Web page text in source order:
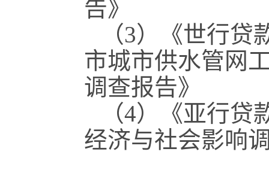
告》
（3）《世行
市城市供水管网
调查报告》
（4）《亚行
经济与社会影响